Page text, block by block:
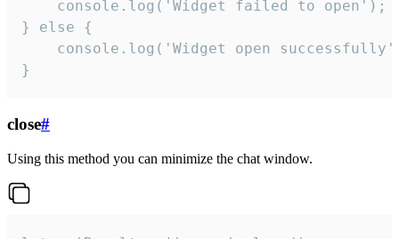
    console.log('Widget failed to open');
} else {
console.log('Widget open
}
close#
Using this method you can minimize the chat window.